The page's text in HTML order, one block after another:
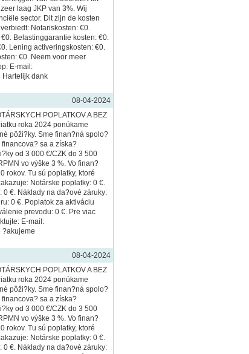
laag JKP van 3%. Wij
sector. Dit zijn de kosten
Notariskosten: €0.
Belastinggarantie kosten: €0.
Lening activeringskosten: €0.
€0. Neem voor meer
E-mail:
Hartelijk dank
08-04-2024
POPLATKOV A BEZ
roka 2024 ponúkame
pôži?ky. Sme finan?ná spolo?
sa a získa?
od 3 000 €/CZK do 3 500
vo výške 3 %. Vo finan?
rokov. Tu sú poplatky, ktoré
Notárske poplatky: 0 €.
0 €. Náklady na da?ové záruky:
0 €. Poplatok za aktiváciu
prevodu: 0 €. Pre viac
E-mail:
?akujeme
08-04-2024
POPLATKOV A BEZ
roka 2024 ponúkame
pôži?ky. Sme finan?ná spolo?
sa a získa?
od 3 000 €/CZK do 3 500
vo výške 3 %. Vo finan?
rokov. Tu sú poplatky, ktoré
Notárske poplatky: 0 €.
0 €. Náklady na da?ové záruky: